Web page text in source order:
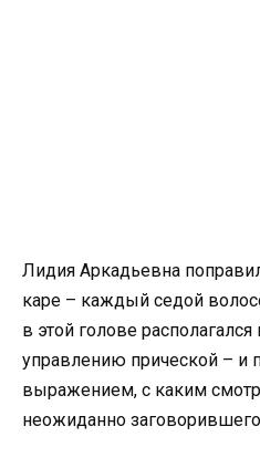
Лидия Аркадьевна
каре – каждый седой
в этой голове
управлению прической – и
выражением, с каким
неожиданно